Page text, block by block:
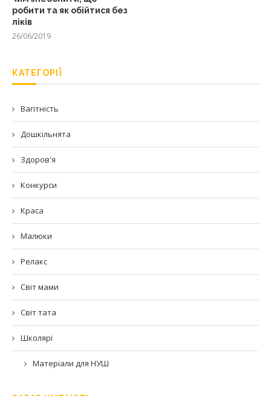
робити та як обійтися без
ліків
26/06/2019
КАТЕГОРІЇ
Вагітність
Дошкільнята
Здоров'я
Конкурси
Краса
Малюки
Релакс
Світ мами
Світ тата
Школярі
Матеріали для НУШ